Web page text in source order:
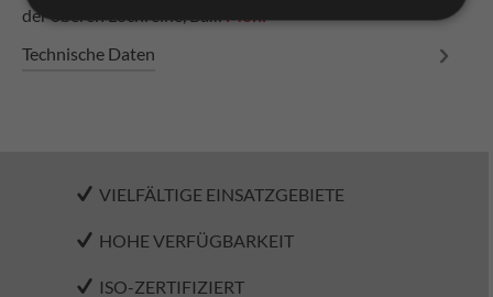
der oberen Lochreihe, Ba…Mehr
Technische Daten
VIELFÄLTIGE EINSATZGEBIETE
HOHE VERFÜGBARKEIT
ISO-ZERTIFIZIERT